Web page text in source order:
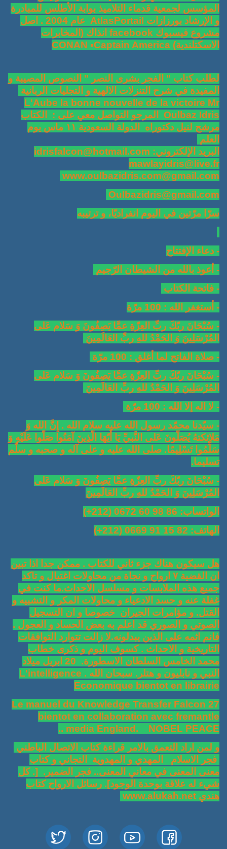
المؤسس لجمعية قدماء التلاميذ بوابة الأطلس للمبادرة
و الإرشاد بورزازات AtlasPortail عام 2004 . اصل
مشروع فيسبوك facebook انذاك (المخابرات
الاسكتلندية) CONAN ▪Captain America
لطلب كتاب " الفجر بشرى النصر " النصوص المصيبة و
المفيدة في شرح التنزلات الالهية و التجليات الربانية
L'Aube la bonne nouvelle de la victoire Mr
Oulbaz Idris المرجو التواصل معي على : الكتاب
مرشح لنيل دكتوراه الدولة السعودية ١١ ماس يوم
العلم
البريد الإلكتروني: idrisfalcon@hotmail.com
mawlayidris@live.fr
www.oulbazidris.com@gmail.com
Oulbazidris@gmail.com
سرّا مرّتين في اليوم انفراديّا، و ترتيبه
- دعاء الإفتتاح
- أعوذ بالله من الشيطان الرّجيم
- فاتحة الكتاب
- أستغفر الله : 100 مرّة
- سُبْحَانَ ربّكَ ربِّ العِزّةِ عمَّا يَصِفُونَ وَ سَلام عَلى
المُرْسَلِينَ وَ الحَمْدُ للهِ ربِّ العَالَمِينَ
- صلاة الفاتح لما أغلق : 100 مرّة
- سُبْحَانَ ربّكَ ربِّ العِزّةِ عمَّا يَصِفُونَ وَ سَلام عَلى
المُرْسَلِينَ وَ الحَمْدُ للهِ ربِّ العَالَمِينَ
- لا اله إلا الله : 100 مرّة
- سيّدنا محمّد رسول الله عليه سلام الله . إِنَّ الله وَ
مَلائكتهُ يُصَلّونَ عَلى النَّبيِّ يَا أَيّهَا الّذِينَ آمَنُوا صَلّوا عَلَيْهِ وَ
سَلِّمُوا تَسْلِيمًا. صلى الله عليه و على آله و صحبه و سلّم
تسليما.
- سُبْحَانَ ربّكَ ربِّ العِزّةِ عمَّا يَصِفُونَ وَ سَلام عَلى
المُرْسَلِينَ وَ الحَمْدُ للهِ ربِّ العَالَمِينَ
الواتساب: 86 98 60 0672 (212+)
الهاتف: 82 15 91 0669 (212+)
هل سيكون هناك جزء ثاني للكتاب . ممكن جدا اذا تبين
ان القضية ٧ ارواح و نجاة من محاولات اغتيال و تاكد
جميع هذه الملابسات و مسلسل الاحداث.ما كنت في
غفلة عنه و حسد الادعياء و محاولات المكر و التشبيه و
القتل. و مؤامرات الجيران خصوصا و ان التسجيل
الصوتي و الصوري قد اعلم به بعض الحساد و العجول .
فانم اثمه على الذين يبدلونه.لا زالت تتوارد التوافقات
التاريخية و الاحداث . كسوف اليوم و ذكرى خطاب
محمد الخامس السلطان الاسطورة. 20 ابريل ميلاد
النبي و نابليون و هتلر. سبحان الله . L'intelligence
Economique bientot en librairie
Le manuel du Knowledge Transfer Falcon 27
bientot en collaboration avec fremantle
media England. NOBEL PEACE ..
و لمن اراد التعمق بالامر قراءة كتاب الاتصال الباطني
فجر الاسلام المهدي و المهدوية التجاني و كتاب
معنى المعنى في معاني المعنى.. فجر الضمير. [. كل
شيء له علاقة بوحدة الوجود]. رسائل الارواح كتاب
هندي www.alukah.net